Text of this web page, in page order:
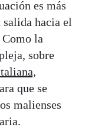
es más
hacia el
la
sobre
que se
malienses